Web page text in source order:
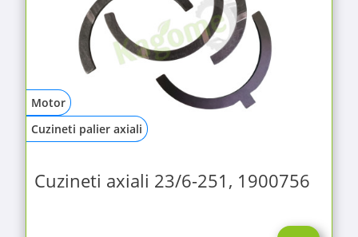
Motor
Cuzineti palier axiali
Cuzineti axiali 23/6-251, 1900756